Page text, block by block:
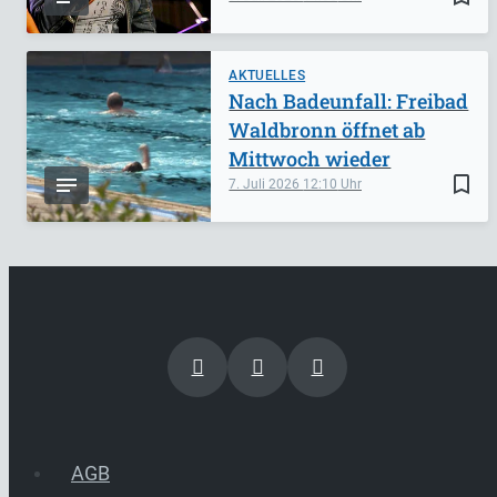
AKTUELLES
bookmark_border
7. Juli 2026 12:10
Nach Badeunfall: Freibad
Waldbronn öffnet ab
Mittwoch wieder
AGB